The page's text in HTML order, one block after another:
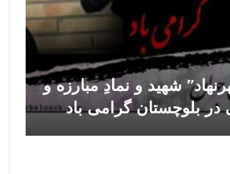
شهید و نمادِ مبارزه و
بلوچستان گرامی باد